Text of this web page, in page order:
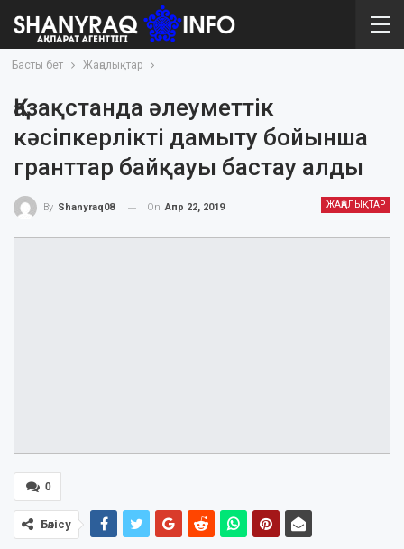
Басты бет Жаңалықтар
Қазақстанда әлеуметтік
кәсіпкерлікті дамыту бойынша
гранттар байқауы бастау алды
ЖАҢАЛЫҚТАР
By Shanyraq08 On Апр 22, 2019
0
Бөлісу